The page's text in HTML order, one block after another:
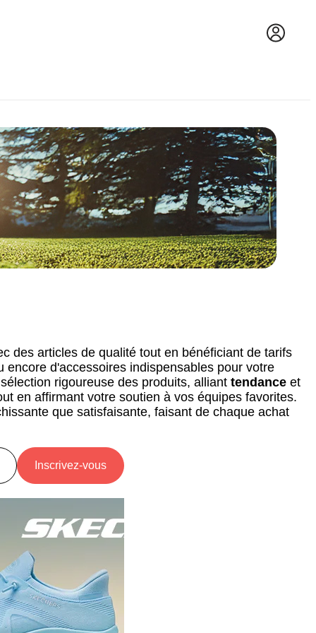
des articles de qualité tout en bénéficiant de tarifs
d'accessoires indispensables pour votre
rigoureuse des produits, alliant tendance et
en affirmant votre soutien à vos équipes favorites.
que satisfaisante, faisant de chaque achat
Inscrivez-vous